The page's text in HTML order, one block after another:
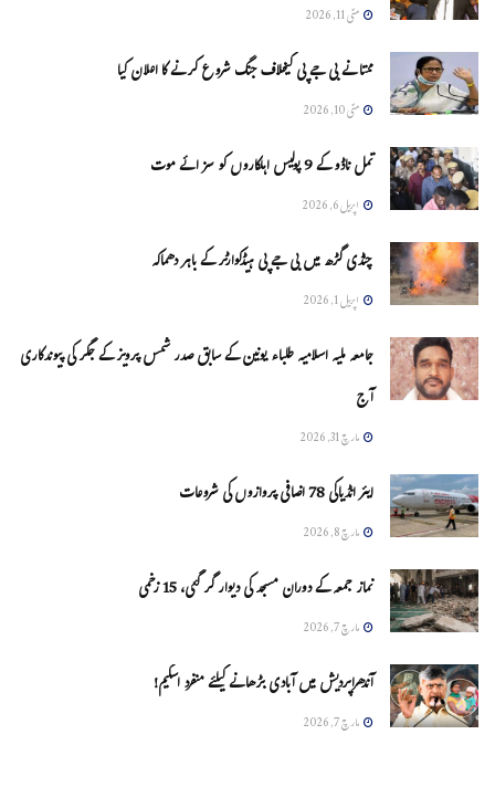
مئی 11, 2026
ممتا نے بی جے پی کیخلاف جنگ شروع کرنے کا اعلان کیا
مئی 10, 2026
تمل ناڈو کے 9 پولیس اہلکاروں کو سزائے موت
اپریل 6, 2026
چنڈی گڑھ میں بی جے پی ہیڈکوارٹر کے باہر دھماکہ
اپریل 1, 2026
جامعہ ملیہ اسلامیہ طلباء یونین کے سابق صدر شمس پرویز کے جگر کی پیوندکاری
آج
مارچ 31, 2026
ایئر انڈیاکی 78 اضافی پروازوں کی شروعات
مارچ 8, 2026
نماز جمعہ کے دوران مسجد کی دیوار گر گئی، 15 زخمی
مارچ 7, 2026
آندھراپردیش میں آبادی بڑھانے کیلئے منفرد اسکیم!
مارچ 7, 2026